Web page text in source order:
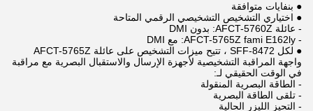
● بنفايات متوافقة
● اختياري التشخيص التشخيصي الرقمي المتاحة
- عائلة AFCT-5760Z: بدون DMI
- AFCT-5765Z fami E162ly: مع DMI
● لكل SFF-8472 ، تتيح ميزات التشخيص على عائلة AFCT-5765Z
واجهة المراقبة التشخيصية لأجهزة الإرسال والاستقبال البصرية مع مراقبة
في الوقت الحقيقي لـ:
- الطاقة البصرية المنقولة
- تلقى الطاقة البصرية
- التحيز الليزر الحالية